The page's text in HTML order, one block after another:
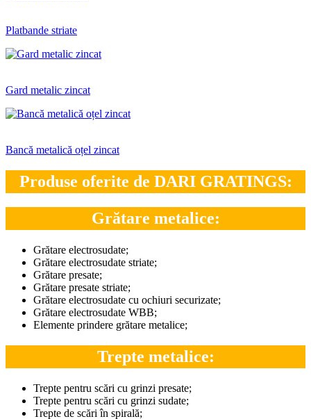
Platbande striate
Gard metalic zincat
Bancă metalică oțel zincat
Produse oferite de DARI GRATINGS:
Grătare metalice:
Grătare electrosudate;
Grătare electrosudate striate;
Grătare presate;
Grătare presate striate;
Grătare electrosudate cu ochiuri securizate;
Grătare electrosudate WBB;
Elemente prindere grătare metalice;
Trepte metalice:
Trepte pentru scări cu grinzi presate;
Trepte pentru scări cu grinzi sudate;
Trepte de scări în spirală;